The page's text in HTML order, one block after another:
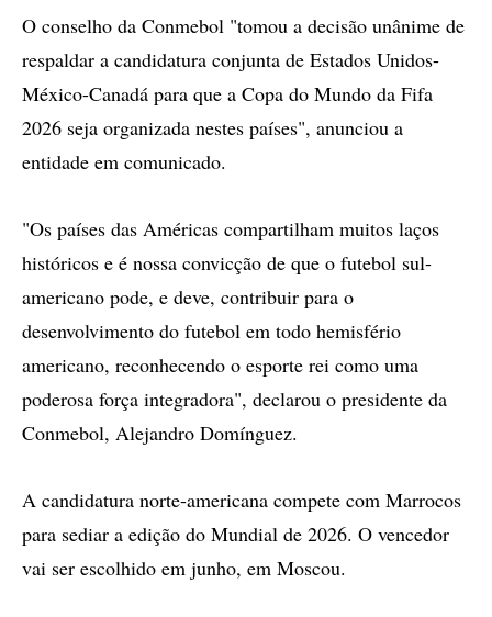
O conselho da Conmebol "tomou a decisão unânime de
respaldar a candidatura conjunta de Estados Unidos-
México-Canadá para que a Copa do Mundo da Fifa
2026 seja organizada nestes países", anunciou a
entidade em comunicado.
"Os países das Américas compartilham muitos laços
históricos e é nossa convicção de que o futebol sul-
americano pode, e deve, contribuir para o
desenvolvimento do futebol em todo hemisfério
americano, reconhecendo o esporte rei como uma
poderosa força integradora", declarou o presidente da
Conmebol, Alejandro Domínguez.
A candidatura norte-americana compete com Marrocos
para sediar a edição do Mundial de 2026. O vencedor
vai ser escolhido em junho, em Moscou.